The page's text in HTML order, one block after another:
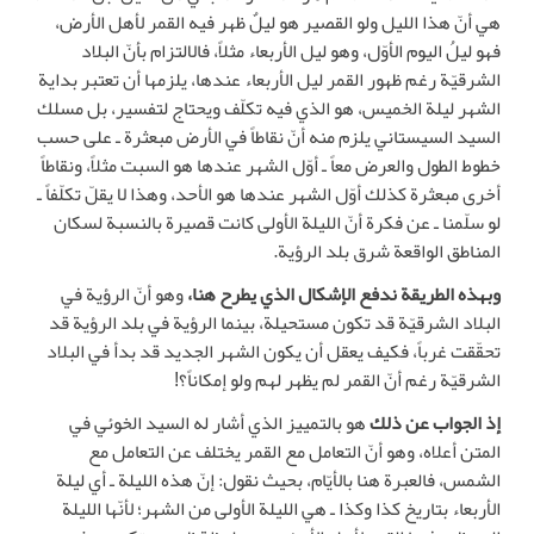
هي أنّ هذا الليل ولو القصير هو ليلٌ ظهر فيه القمر لأهل الأرض،
فهو ليلُ اليوم الأوّل، وهو ليل الأربعاء مثلاً، فالالتزام بأنّ البلاد
الشرقيّة رغم ظهور القمر ليل الأربعاء عندها، يلزمها أن تعتبر بداية
الشهر ليلة الخميس، هو الذي فيه تكلّف ويحتاج لتفسير، بل مسلك
السيد السيستاني يلزم منه أنّ نقاطاً في الأرض مبعثرة ـ على حسب
خطوط الطول والعرض معاً ـ أوّل الشهر عندها هو السبت مثلاً، ونقاطاً
أخرى مبعثرة كذلك أوّل الشهر عندها هو الأحد، وهذا لا يقلّ تكلّفاً ـ
لو سلّمنا ـ عن فكرة أنّ الليلة الأولى كانت قصيرة بالنسبة لسكان
المناطق الواقعة شرق بلد الرؤية.
وبهذه الطريقة ندفع الإشكال الذي يطرح هنا،وهو أنّ الرؤية في
البلاد الشرقيّة قد تكون مستحيلة، بينما الرؤية في بلد الرؤية قد
تحقّقت غرباً، فكيف يعقل أن يكون الشهر الجديد قد بدأ في البلاد
الشرقيّة رغم أنّ القمر لم يظهر لهم ولو إمكاناً؟!
إذ الجواب عن ذلكهو بالتمييز الذي أشار له السيد الخوئي في
المتن أعلاه، وهو أنّ التعامل مع القمر يختلف عن التعامل مع
الشمس، فالعبرة هنا بالأيّام، بحيث نقول: إنّ هذه الليلة ـ أي ليلة
الأربعاء بتاريخ كذا وكذا ـ هي الليلة الأولى من الشهر؛ لأنّها الليلة